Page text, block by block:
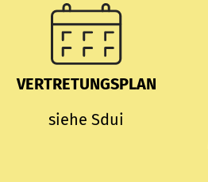
VERTRETUNGSPLAN
siehe Sdui